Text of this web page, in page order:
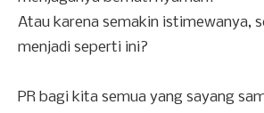
Atau karena semakin istimewanya,
menjadi seperti ini?
PR bagi kita semua yang sayang